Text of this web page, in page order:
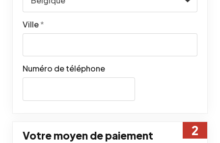
Ville*
Numéro de téléphone
Votre moyen de paiement